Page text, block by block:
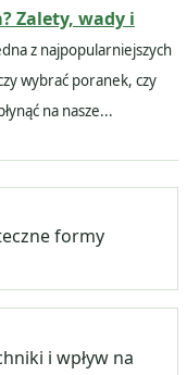
Zalety, wady i
z najpopularniejszych
wybrać poranek, czy
na nasze...
formy
i wpływ na